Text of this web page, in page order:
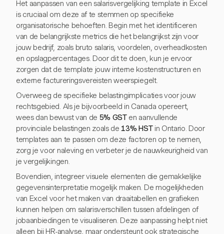
Het aanpassen van een salarisvergelijking template in Excel
is cruciaal om deze af te stemmen op specifieke
organisatorische behoeften. Begin met het identificeren
van de belangrijkste metrics die het belangrijkst zijn voor
jouw bedrijf, zoals bruto salaris, voordelen, overheadkosten
en opslagpercentages. Door dit te doen, kun je ervoor
zorgen dat de template jouw interne kostenstructuren en
externe factureringsvereisten weerspiegelt.
Overweeg de specifieke belastingimplicaties voor jouw
rechtsgebied. Als je bijvoorbeeld in Canada opereert,
wees dan bewust van de 5% GSTen aanvullende
provinciale belastingen zoals de13% HSTin Ontario. Door
templates aan te passen om deze factoren op te nemen,
zorg je voor naleving en verbeter je de nauwkeurigheid van
je vergelijkingen.
Bovendien, integreer visuele elementen die gemakkelijke
gegevensinterpretatie mogelijk maken. De mogelijkheden
van Excel voor het maken van draaitabellen en grafieken
kunnen helpen om salarisverschillen tussen afdelingen of
jobaanbiedingen te visualiseren. Deze aanpassing helpt niet
alleen bij HR-analyse, maar ondersteunt ook strategische